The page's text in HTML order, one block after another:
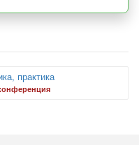
практика